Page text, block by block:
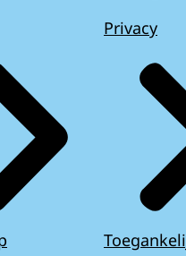
Privacy